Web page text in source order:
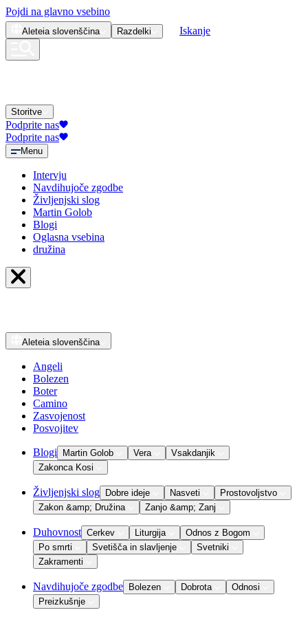
Pojdi na glavno vsebino
Aleteia slovenščina Razdelki Iskanje
Storitve
Podprite nas
Podprite nas
Menu
Intervju
Navdihujoče zgodbe
Življenjski slog
Martin Golob
Blogi
Oglasna vsebina
družina
Aleteia slovenščina
Angeli
Bolezen
Boter
Camino
Zasvojenost
Posvojitev
Blogi Martin Golob Vera
Vsakdanjik
Zakonca Kosi
Življenjski slog Dobre ideje Nasveti
Prostovoljstvo
Zakon &amp; Družina
Zanjo &amp; Zanj
Duhovnost Cerkev Liturgija
Odnos z Bogom
Po smrti
Svetišča in slavljenje
Svetniki
Zakramenti
Navdihujoče zgodbe Bolezen Dobrota
Odnosi
Preizkušnje